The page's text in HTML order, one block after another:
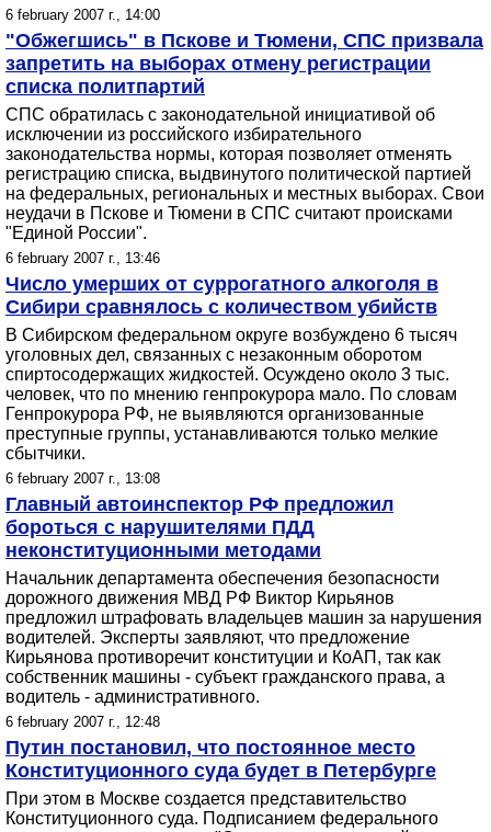
6 february 2007 г., 14:00
"Обжегшись" в Пскове и Тюмени, СПС призвала
запретить на выборах отмену регистрации
списка политпартий
СПС обратилась с законодательной инициативой об
исключении из российского избирательного
законодательства нормы, которая позволяет отменять
регистрацию списка, выдвинутого политической партией
на федеральных, региональных и местных выборах. Свои
неудачи в Пскове и Тюмени в СПС считают происками
"Единой России".
6 february 2007 г., 13:46
Число умерших от суррогатного алкоголя в
Сибири сравнялось с количеством убийств
В Сибирском федеральном округе возбуждено 6 тысяч
уголовных дел, связанных с незаконным оборотом
спиртосодержащих жидкостей. Осуждено около 3 тыс.
человек, что по мнению генпрокурора мало. По словам
Генпрокурора РФ, не выявляются организованные
преступные группы, устанавливаются только мелкие
сбытчики.
6 february 2007 г., 13:08
Главный автоинспектор РФ предложил
бороться с нарушителями ПДД
неконституционными методами
Начальник департамента обеспечения безопасности
дорожного движения МВД РФ Виктор Кирьянов
предложил штрафовать владельцев машин за нарушения
водителей. Эксперты заявляют, что предложение
Кирьянова противоречит конституции и КоАП, так как
собственник машины - субъект гражданского права, а
водитель - административного.
6 february 2007 г., 12:48
Путин постановил, что постоянное место
Конституционного суда будет в Петербурге
При этом в Москве создается представительство
Конституционного суда. Подписанием федерального